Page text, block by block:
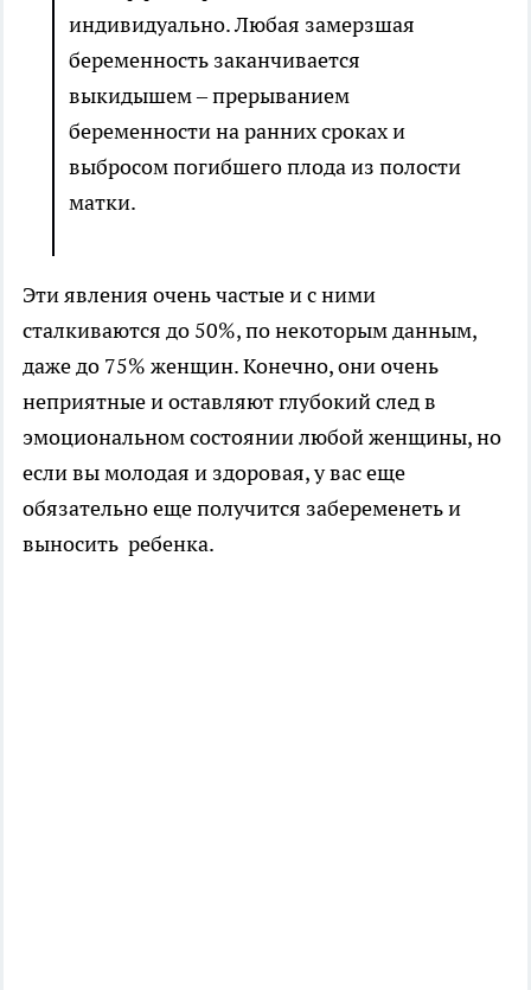
индивидуально. Любая замерзшая
беременность заканчивается
выкидышем – прерыванием
беременности на ранних сроках и
выбросом погибшего плода из полости
матки.
Эти явления очень частые и с ними
сталкиваются до 50%, по некоторым данным,
даже до 75% женщин. Конечно, они очень
неприятные и оставляют глубокий след в
эмоциональном состоянии любой женщины, но
если вы молодая и здоровая, у вас еще
обязательно еще получится забеременеть и
выносить ребенка.